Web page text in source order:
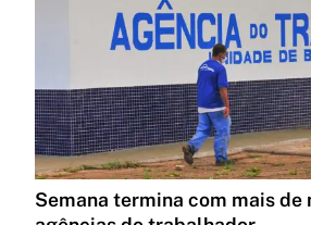
Semana termina com mais de